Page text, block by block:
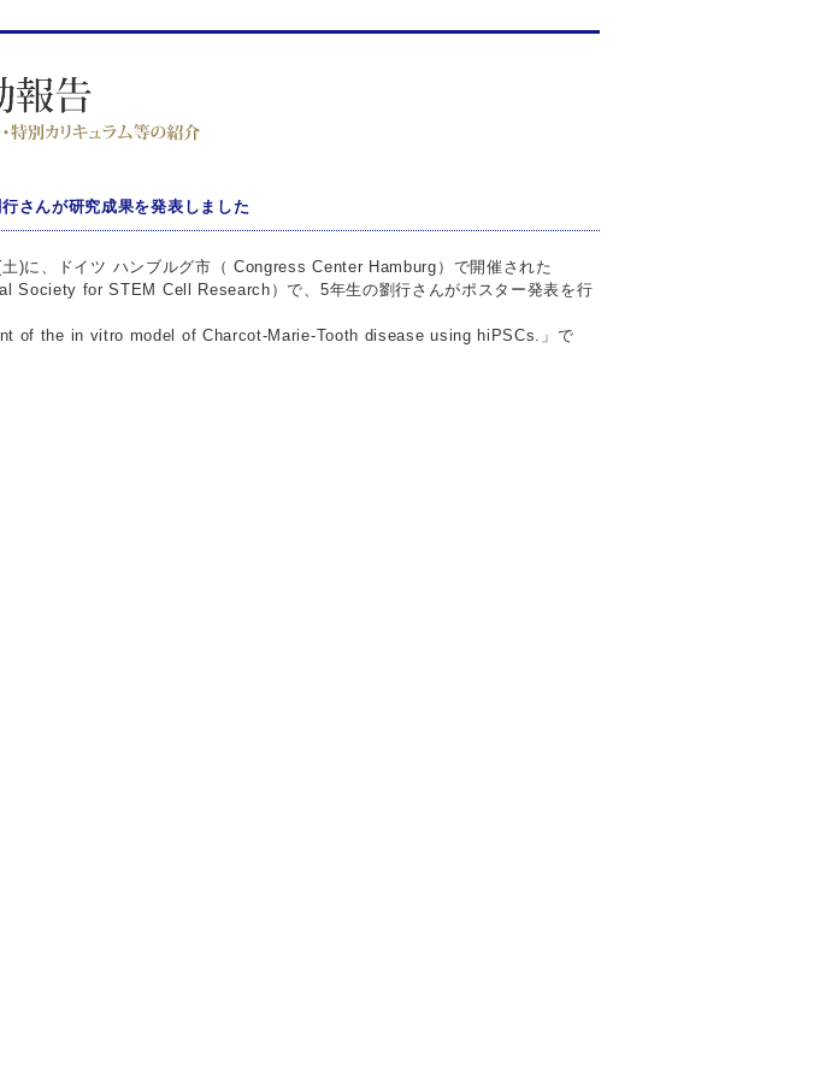
さんが研究成果を発表しました
)に、ドイツ ハンブルグ市（ Congress Center Hamburg）で開催された
Society for STEM Cell Research）で、5年生の劉行さんがポスター発表を行
of the in vitro model of Charcot-Marie-Tooth disease using hiPSCs.」で